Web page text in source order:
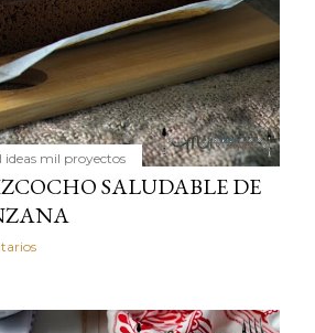
ideas mil proyectos
SALUDABLE DE